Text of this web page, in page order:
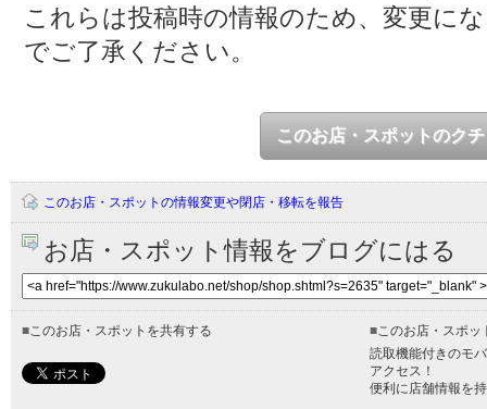
これらは投稿時の情報のため、変更に
でご了承ください。
このお店・スポットのク
このお店・スポットの情報変更や閉店・移転を報告
お店・スポット情報をブログにはる
■このお店・スポットを共有する ■このお店・スポッ
読取機能付きのモ
アクセス！
便利に店舗情報を